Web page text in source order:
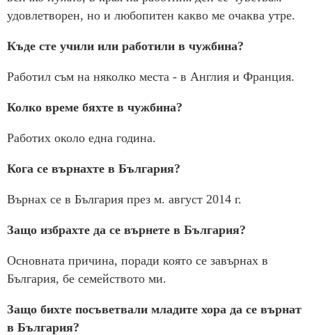
удовлетворен, но и любопитен какво ме очаква утре.
Къде сте учили или работили в чужбина?
Работил съм на няколко места - в Англия и Франция.
Колко време бяхте в чужбина?
Работих около една година.
Кога се върнахте в България?
Върнах се в България през м. август 2014 г.
Защо избрахте да се върнете в България?
Основната причина, поради която се завърнах в
България, бе семейството ми.
Защо бихте посъветвали младите хора да се върнат
в България?